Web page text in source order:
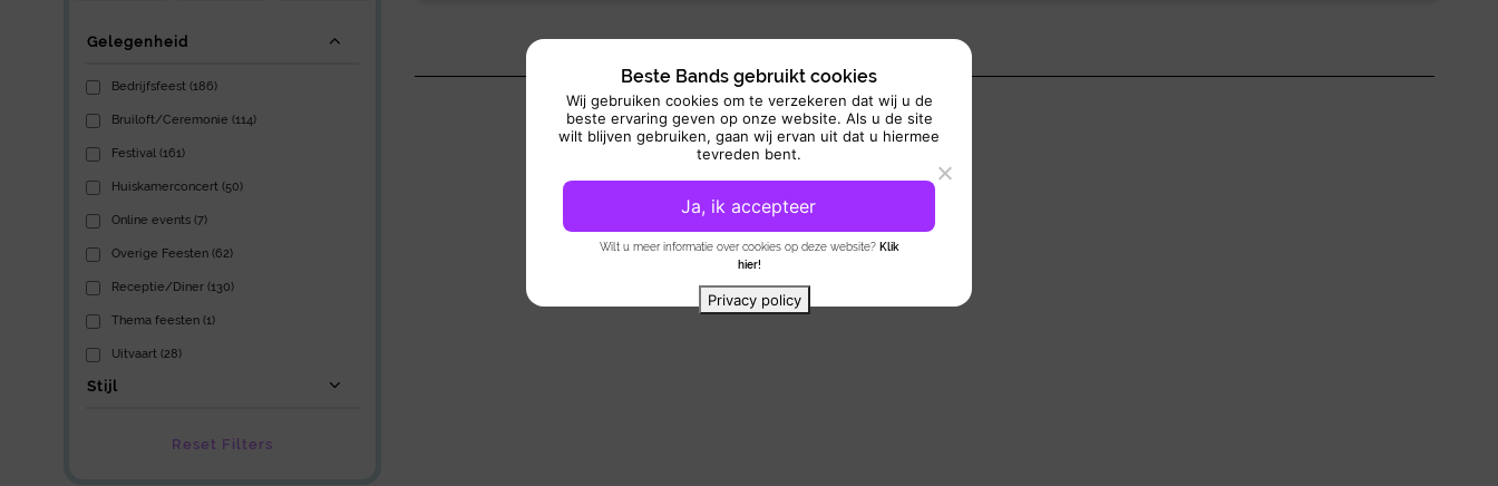
Gelegenheid
Bedrijfsfeest (186)
Bruiloft/Ceremonie (114)
Festival (161)
Huiskamerconcert (50)
Online events (7)
Overige Feesten (62)
Receptie/Diner (130)
Thema feesten (1)
Uitvaart (28)
Stijl
Reset Filters
Beste Bands gebruikt cookies
Wij gebruiken cookies om te verzekeren dat wij u de
beste ervaring geven op onze website. Als u de site
wilt blijven gebruiken, gaan wij ervan uit dat u hiermee
tevreden bent.
Wilt u meer informatie over cookies op deze website? Klik
hier!
Ja, ik accepteer
Privacy policy